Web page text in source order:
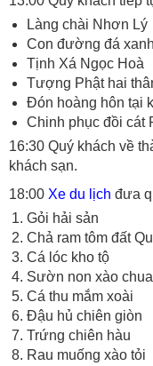
Làng chài Nhơn Lý
Con đường đá xanh
Tịnh Xá Ngọc Hoà
Tượng Phật hai
Đón hoàng hôn tại
Chinh phục đồi cát
16:30 Quý khách về
khách sạn.
18:00 Xe du lịch đưa
Gỏi hải sản
Chả ram tôm đất
Cá lóc kho tộ
Sườn non xào
Cá thu mắm xoài
Đậu hủ chiên giòn
Trứng chiên hàu
Rau muống xào tỏi